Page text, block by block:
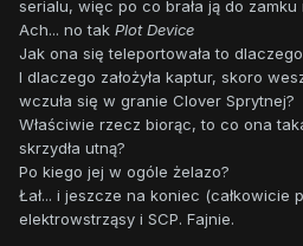
serialu, więc po co brała ją do
Ach... no tak Plot Device
Jak ona się teleportowała to dlaczego
I dlaczego założyła kaptur, skoro
wczuła się w granie Clover Sprytnej?
Właściwie rzecz biorąc, to co ona
skrzydła utną?
Po kiego jej w ogóle żelazo?
Łał... i jeszcze na koniec (całkowicie
elektrowstrząsy i SCP. Fajnie.